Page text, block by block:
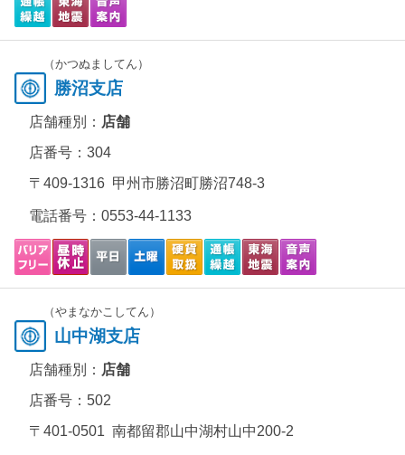
（かつぬましてん）
勝沼支店
店舗種別： 店舗
店番号：304
〒409-1316 甲州市勝沼町勝沼748-3
電話番号： 0553-44-1133
（やまなかこしてん）
山中湖支店
店舗種別： 店舗
店番号：502
〒401-0501 南都留郡山中湖村山中200-2